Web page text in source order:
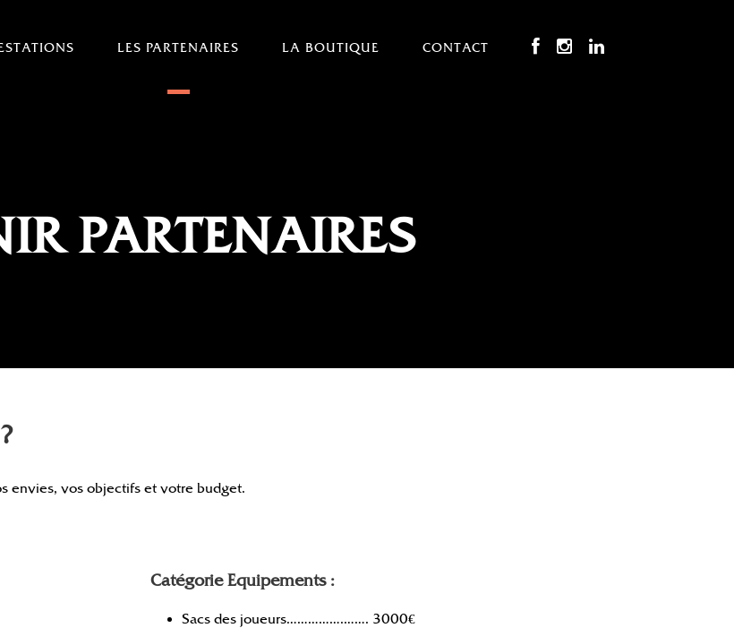
LES PARTENAIRES LA BOUTIQUE CONTACT
PARTENAIRES
envies, vos objectifs et votre budget.
Catégorie Equipements :
Sacs des joueurs…………….……. 3000€